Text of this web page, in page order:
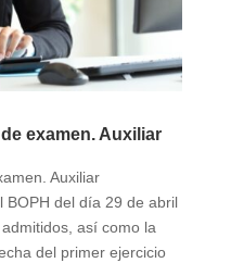
examen. Auxiliar
Auxiliar
BOPH del día 29 de abril
así como la
del primer ejercicio